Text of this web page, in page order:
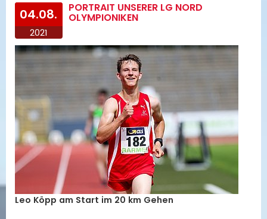
04.08.
2021
PORTRAIT UNSERER LG NORD
OLYMPIONIKEN
Leo Köpp am Start im 20 km Gehen